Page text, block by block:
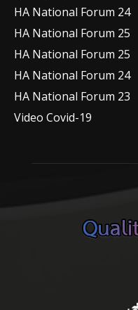
HA National Forum 24
HA National Forum 25
HA National Forum 25
HA National Forum 24
HA National Forum 23
Video Covid-19